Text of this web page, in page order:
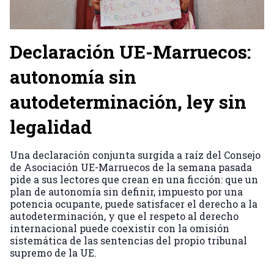
Declaración UE-Marruecos:
autonomía sin
autodeterminación, ley sin
legalidad
Una declaración conjunta surgida a raíz del Consejo
de Asociación UE-Marruecos de la semana pasada
pide a sus lectores que crean en una ficción: que un
plan de autonomía sin definir, impuesto por una
potencia ocupante, puede satisfacer el derecho a la
autodeterminación, y que el respeto al derecho
internacional puede coexistir con la omisión
sistemática de las sentencias del propio tribunal
supremo de la UE.